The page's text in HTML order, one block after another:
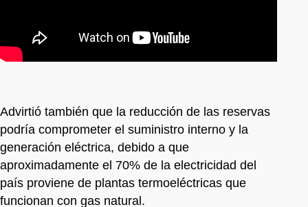
Advirtió también que la reducción de las reservas
podría comprometer el suministro interno y la
generación eléctrica, debido a que
aproximadamente el 70% de la electricidad del
país proviene de plantas termoeléctricas que
funcionan con gas natural.